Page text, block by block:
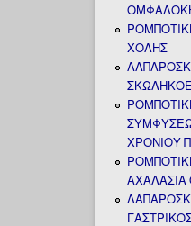
ΧΟΛΗΣ
ΧΡΟΝΙΟΥ
ΑΧΑΛΑΣΙΑ